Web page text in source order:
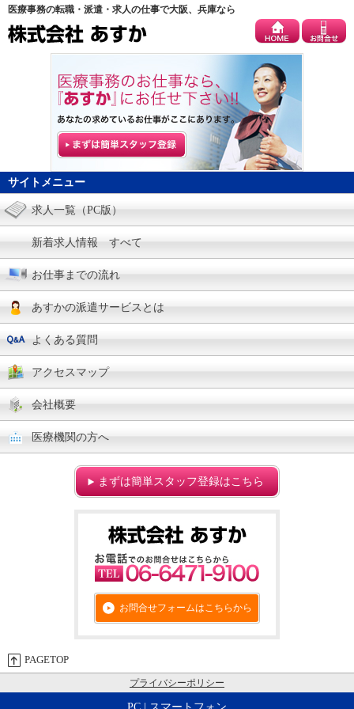
医療事務の転職・派遣・求人の仕事で大阪、兵庫なら
サイトメニュー
求人一覧（PC版）
新着求人情報 すべて
お仕事までの流れ
あすかの派遣サービスとは
よくある質問
アクセスマップ
会社概要
医療機関の方へ
まずは簡単スタッフ登録はこちら
お問合せフォームはこちらから
PAGETOP
プライバシーポリシー